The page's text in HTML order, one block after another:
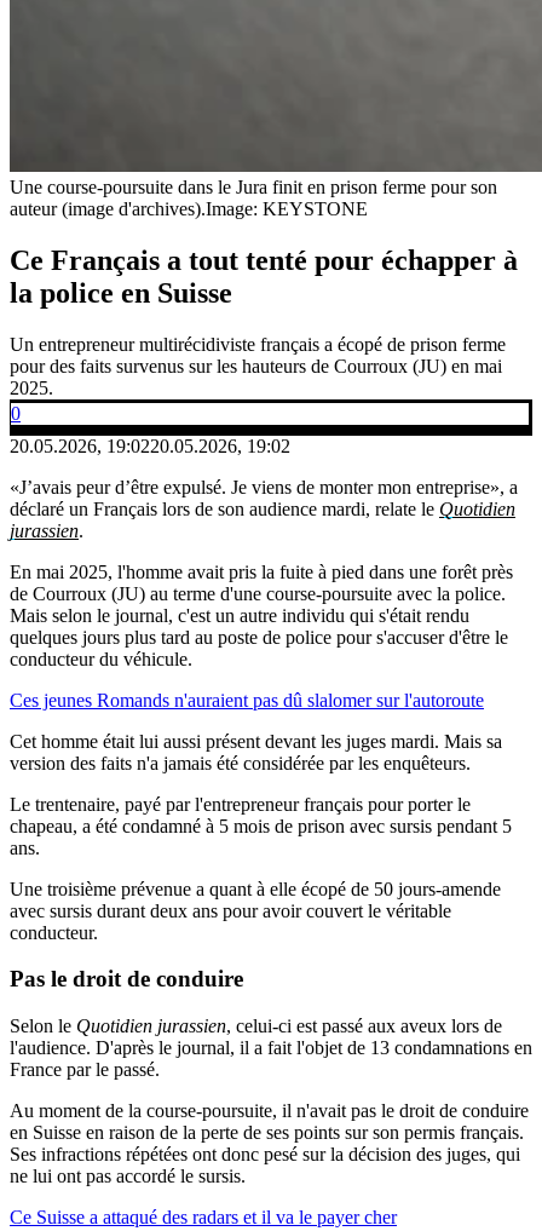
Une course-poursuite dans le Jura finit en prison ferme pour son
auteur (image d'archives).Image: KEYSTONE
Ce Français a tout tenté pour échapper à
la police en Suisse
Un entrepreneur multirécidiviste français a écopé de prison ferme
pour des faits survenus sur les hauteurs de Courroux (JU) en mai
2025.
0
20.05.2026, 19:0220.05.2026, 19:02
«J’avais peur d’être expulsé. Je viens de monter mon entreprise», a
déclaré un Français lors de son audience mardi, relate le Quotidien
jurassien.
En mai 2025, l'homme avait pris la fuite à pied dans une forêt près
de Courroux (JU) au terme d'une course-poursuite avec la police.
Mais selon le journal, c'est un autre individu qui s'était rendu
quelques jours plus tard au poste de police pour s'accuser d'être le
conducteur du véhicule.
Ces jeunes Romands n'auraient pas dû slalomer sur l'autoroute
Cet homme était lui aussi présent devant les juges mardi. Mais sa
version des faits n'a jamais été considérée par les enquêteurs.
Le trentenaire, payé par l'entrepreneur français pour porter le
chapeau, a été condamné à 5 mois de prison avec sursis pendant 5
ans.
Une troisième prévenue a quant à elle écopé de 50 jours-amende
avec sursis durant deux ans pour avoir couvert le véritable
conducteur.
Pas le droit de conduire
Selon le Quotidien jurassien, celui-ci est passé aux aveux lors de
l'audience. D'après le journal, il a fait l'objet de 13 condamnations en
France par le passé.
Au moment de la course-poursuite, il n'avait pas le droit de conduire
en Suisse en raison de la perte de ses points sur son permis français.
Ses infractions répétées ont donc pesé sur la décision des juges, qui
ne lui ont pas accordé le sursis.
Ce Suisse a attaqué des radars et il va le payer cher